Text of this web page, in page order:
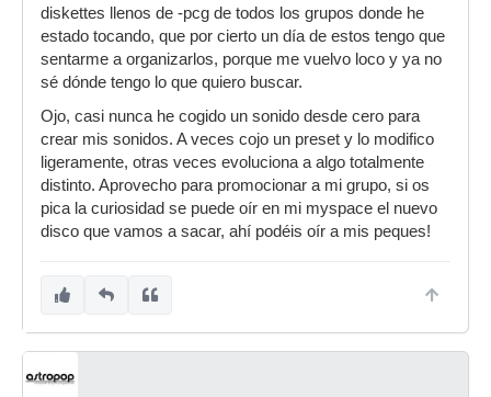
diskettes llenos de -pcg de todos los grupos donde he
estado tocando, que por cierto un día de estos tengo que
sentarme a organizarlos, porque me vuelvo loco y ya no
sé dónde tengo lo que quiero buscar.
Ojo, casi nunca he cogido un sonido desde cero para
crear mis sonidos. A veces cojo un preset y lo modifico
ligeramente, otras veces evoluciona a algo totalmente
distinto. Aprovecho para promocionar a mi grupo, si os
pica la curiosidad se puede oír en mi myspace el nuevo
disco que vamos a sacar, ahí podéis oír a mis peques!